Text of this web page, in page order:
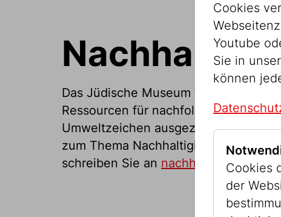
Das Jüdische Museum Wien
Ressourcen für nachfolgende
Umweltzeichen ausgezeichnet,
zum Thema Nachhaltigkeit sind
schreiben Sie an
Cookies
Youtube
Sie in
können
Cookies
der